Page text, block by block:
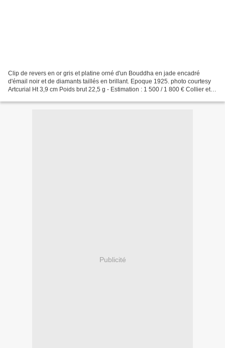
Clip de revers en or gris et platine orné d'un Bouddha en jade encadré
d'émail noir et de diamants taillés en brillant. Epoque 1925. photo courtesy
Artcurial Ht 3,9 cm Poids brut 22,5 g - Estimation : 1 500 / 1 800 € Collier et
Publicité